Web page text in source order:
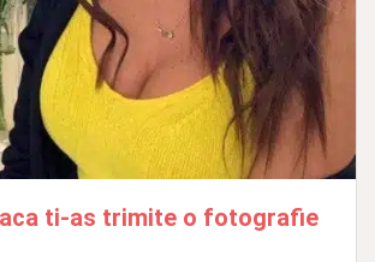
ti-as trimite o fotografie